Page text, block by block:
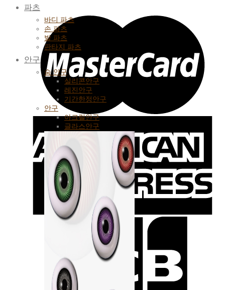
파츠
바디 파츠
손 파츠
발 파츠
판타지 파츠
안구
숨 안구
실리콘안구
레진안구
기간한정안구
안구
아크릴안구
글라스안구